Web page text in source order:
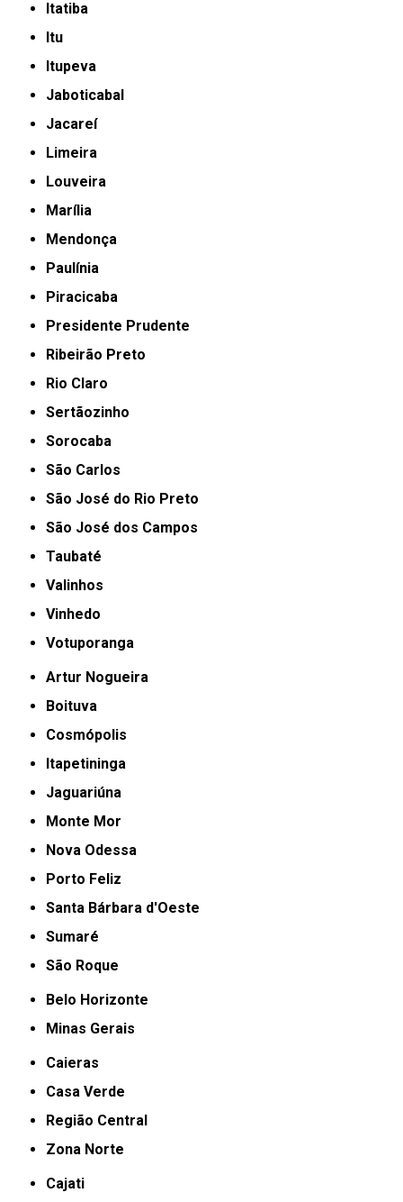
Itatiba
Itu
Itupeva
Jaboticabal
Jacareí
Limeira
Louveira
Marília
Mendonça
Paulínia
Piracicaba
Presidente Prudente
Ribeirão Preto
Rio Claro
Sertãozinho
Sorocaba
São Carlos
São José do Rio Preto
São José dos Campos
Taubaté
Valinhos
Vinhedo
Votuporanga
Artur Nogueira
Boituva
Cosmópolis
Itapetininga
Jaguariúna
Monte Mor
Nova Odessa
Porto Feliz
Santa Bárbara d'Oeste
Sumaré
São Roque
Belo Horizonte
Minas Gerais
Caieras
Casa Verde
Região Central
Zona Norte
Cajati